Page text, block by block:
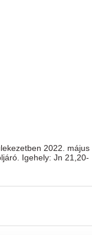
2022. május
Igehely: Jn 21,20-